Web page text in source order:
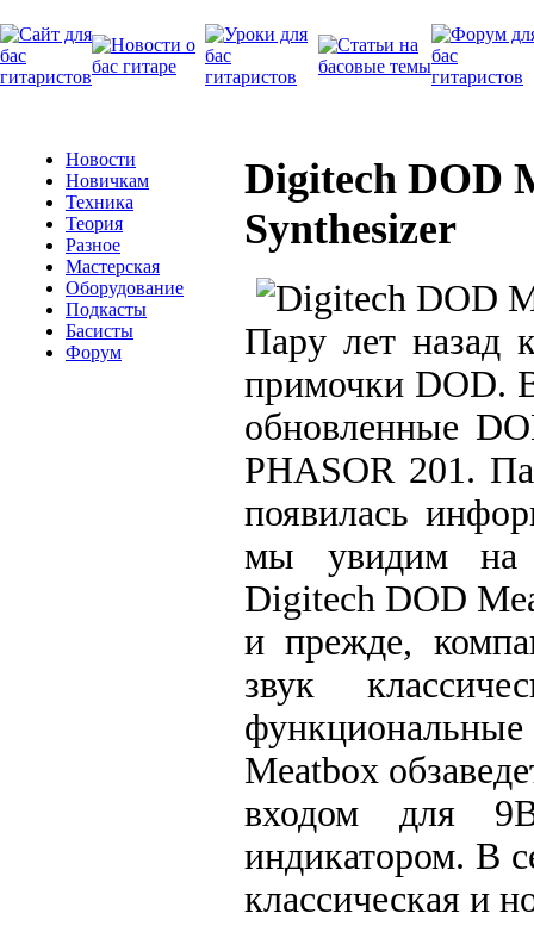
Новости
Новичкам
Техника
Теория
Разное
Мастерская
Оборудование
Подкасты
Басисты
Форум
Digitech DOD
Synthesizer
Пару лет назад
примочки DOD.
обновленные
PHASOR 201.
появилась
мы увидим на
Digitech DOD
и прежде,
звук
Meatbox
входом для
индикатором. В
классическая и